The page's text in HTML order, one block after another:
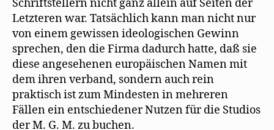
Schriftstellern nicht ganz allein auf Seiten der
Letzteren war. Tatsächlich kann man nicht nur
von einem gewissen ideologischen Gewinn
sprechen, den die Firma dadurch hatte, daß sie
diese angesehenen europäischen Namen mit
dem ihren verband, sondern auch rein
praktisch ist zum Mindesten in mehreren
Fällen ein entschiedener Nutzen für die Studios
der M. G. M. zu buchen.